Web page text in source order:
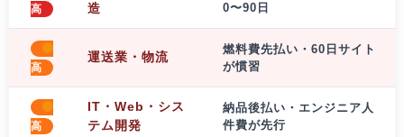
高
造
0〜90日
高
運送業・物流
燃料費先払い・60日サイト
が慣習
高
IT・Web・シス
テム開発
納品後払い・エンジニア人
件費が先行